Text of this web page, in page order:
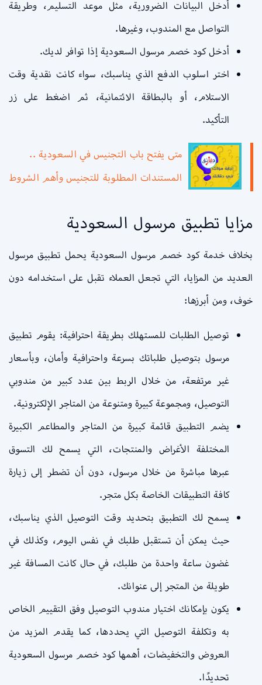
أدخل البيانات الضرورية، مثل موعد التسليم، وطريقة
التواصل مع المندوب، وغيرها.
أدخل كود خصم مرسول السعودية إذا توافر لديك.
اختر اسلوب الدفع الذي يناسبك، سواء كانت نقدية وقت
الاستلام، أو بالبطاقة الائتمانية، ثم اضغط على زر
التأكيد.
متى يفتح باب التجنيس في السعودية ..
المستندات المطلوبة للتجنيس وأهم الشروط
مزايا تطبيق مرسول السعودية
بخلاف خدمة كود خصم مرسول السعودية يحمل تطبيق مرسول
العديد من المزايا، التي تجعل العملاء تقبل على استخدامه دون
خوف، ومن أبرزها:
توصيل الطلبات للمستهلك بطريقة احترافية: يقوم تطبيق
مرسول بتوصيل طلباتك بسرعة واحترافية وأمان، وبأسعار
غير مرتفعة، من خلال الربط بين عدد كبير من مندوبي
التوصيل، ومجموعة كبيرة ومتنوعة من المتاجر الإلكترونية.
يضم التطبيق قائمة كبيرة من المتاجر والمطاعم الكبيرة
المختلفة الأغراض والمنتجات، التي يسمح لك التسوق
عبرها مباشرة من خلال مرسول، دون أن تضطر إلى زيارة
كافة التطبيقات الخاصة بكل متجر.
يسمح لك التطبيق بتحديد وقت التوصيل الذي يناسبك،
حيث يمكن أن تستقبل طلبك في نفس اليوم، وكذلك في
غضون ساعة واحدة من طلبك، في حال كانت المسافة غير
طويلة من المتجر إلى عنوانك.
يكون بإمكانك اختيار مندوب التوصيل وفق التقييم الخاص
به وتكلفة التوصيل التي يحددها، كما يقدم المزيد من
العروض والتخفيضات، أهمها كود خصم مرسول السعودية
تحديدًا.